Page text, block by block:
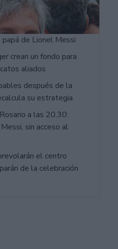
papá de Lionel Messi
crean un fondo para
aliados
después de la
su estrategia
a las 20.30:
sin acceso al
el centro
de la celebración